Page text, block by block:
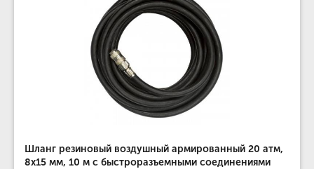
Шланг резиновый воздушный армированный 20 атм,
8x15 мм, 10 м с быстроразъемными соединениями